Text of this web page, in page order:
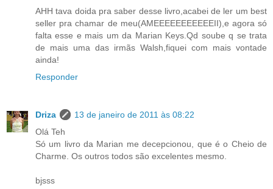
AHH tava doida pra saber desse livro,acabei de ler um best
seller pra chamar de meu(AMEEEEEEEEEEEII),e agora só
falta esse e mais um da Marian Keys.Qd soube q se trata
de mais uma das irmãs Walsh,fiquei com mais vontade
ainda!
Responder
Driza
13 de janeiro de 2011 às 08:22
Olá Teh
Só um livro da Marian me decepcionou, que é o Cheio de
Charme. Os outros todos são excelentes mesmo.
bjsss